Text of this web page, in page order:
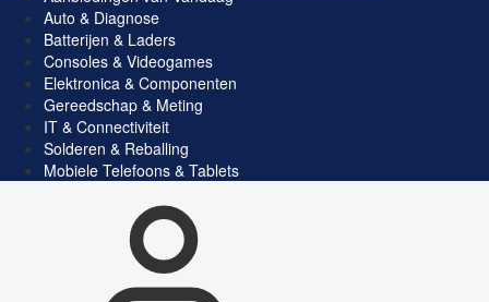
Auto & Diagnose
Batterijen & Laders
Consoles & Videogames
Elektronica & Componenten
Gereedschap & Meting
IT & Connectiviteit
Solderen & Reballing
Mobiele Telefoons & Tablets